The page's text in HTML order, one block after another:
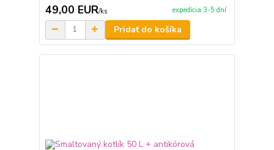
49,00 EUR/ks expedícia 3-5 dní
Pridať do košíka